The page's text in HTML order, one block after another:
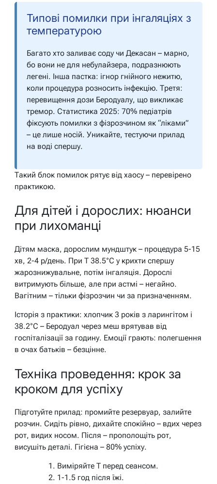
Типові помилки при інгаляціях з
температурою
Багато хто заливає соду чи Декасан – марно,
бо вони не для небулайзера, подразнюють
легені. Інша пастка: ігнор гнійного нежитю,
коли процедура розносить інфекцію. Третя:
перевищення дози Беродуалу, що викликає
тремор. Статистика 2025: 70% педіатрів
фіксують помилки з фізрозчином як “ліками”
– це лише носій. Уникайте, тестуючи прилад
на воді спершу.
Такий блок помилок рятує від хаосу – перевірено
практикою.
Для дітей і дорослих: нюанси
при лихоманці
Дітям маска, дорослим мундштук – процедура 5-15
хв, 2-4 р/день. При T 38.5°C у крихти спершу
жарознижувальне, потім інгаляція. Дорослі
витримують більше, але при астмі – негайно.
Вагітним – тільки фізрозчин чи за призначенням.
Історія з практики: хлопчик 3 років з ларингітом і
38.2°C – Беродуал через меш врятував від
госпіталізації за годину. Емоції грають: полегшення
в очах батьків – безцінне.
Техніка проведення: крок за
кроком для успіху
Підготуйте прилад: промийте резервуар, залийте
розчин. Сидіть рівно, дихайте спокійно – вдих через
рот, видих носом. Після – прополощіть рот,
висушіть деталі. Гігієна – 80% успіху.
Виміряйте T перед сеансом.
1-1.5 год після їжі.